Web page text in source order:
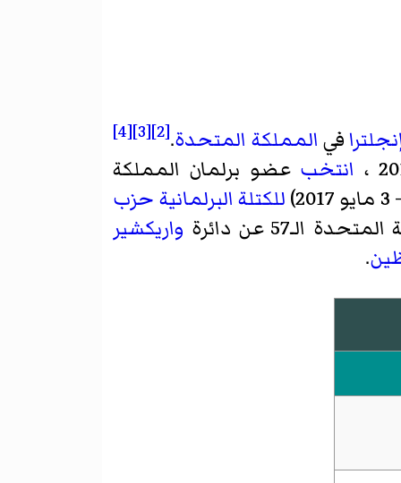
في المملكة المتحدة.
[2]
[3]
[4]
، انتخب عضو برلمان المملكة
للكتلة البرلمانية حزب
الـ57 عن دائرة
واريكشير
.